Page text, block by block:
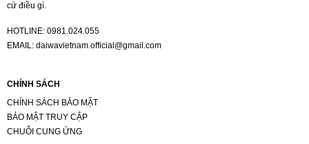
cứ điều gì.
HOTLINE: 0981.024.055
EMAIL: daiwavietnam.official@gmail.com
CHÍNH SÁCH
CHÍNH SÁCH BẢO MẬT
BẢO MẬT TRUY CẬP
CHUỖI CUNG ỨNG